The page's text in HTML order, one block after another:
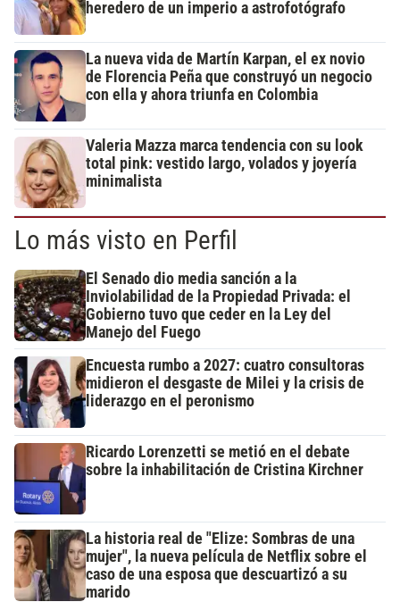
heredero de un imperio a astrofotógrafo
La nueva vida de Martín Karpan, el ex novio
de Florencia Peña que construyó un negocio
con ella y ahora triunfa en Colombia
Valeria Mazza marca tendencia con su look
total pink: vestido largo, volados y joyería
minimalista
Lo más visto en Perfil
El Senado dio media sanción a la
Inviolabilidad de la Propiedad Privada: el
Gobierno tuvo que ceder en la Ley del
Manejo del Fuego
Encuesta rumbo a 2027: cuatro consultoras
midieron el desgaste de Milei y la crisis de
liderazgo en el peronismo
Ricardo Lorenzetti se metió en el debate
sobre la inhabilitación de Cristina Kirchner
La historia real de "Elize: Sombras de una
mujer", la nueva película de Netflix sobre el
caso de una esposa que descuartizó a su
marido